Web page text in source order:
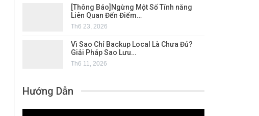
[Thông Báo]Ngừng Một Số Tính năng
Liên Quan Đến Điểm…
Th6 23, 2026
Vì Sao Chỉ Backup Local Là Chưa Đủ?
Giải Pháp Sao Lưu…
Th6 11, 2026
Hướng Dẫn